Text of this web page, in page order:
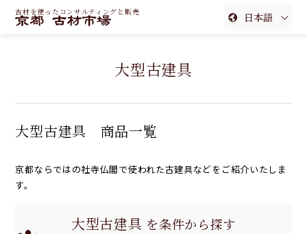
古材を使ったコンサルティングと販売
日本語
繁体中文
大型古建具
大型古建具 商品一覧
京都ならではの社寺仏閣で使われた古建具などをご紹介いたしま
す。
大型古建具 を条件から探す